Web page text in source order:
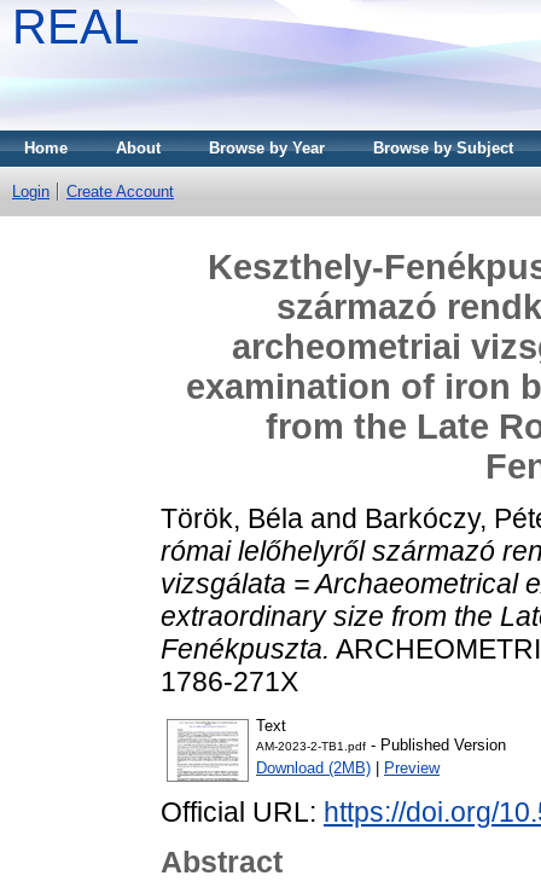
REAL
Home About Browse by Year Browse by Subject
Login Create Account
Keszthely-
származó
archeometriai
examination of iron
from the Late
Török, Béla and Barkóczy,
római lelőhelyről származó
vizsgálata = Archaeometrical
extraordinary size from the
Fenékpuszta.
1786-271X
Text
AM-2023-2-TB1.pdf - Published Version
Download (2MB)
Preview
Official URL: https://doi.org/
Abstract